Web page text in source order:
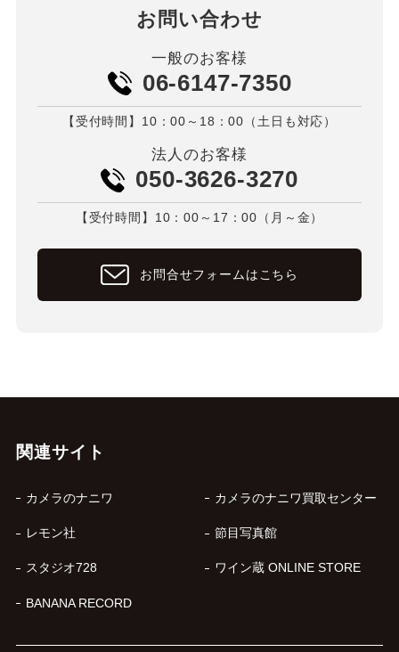
お問い合わせ
一般のお客様
06-6147-7350
【受付時間】10：00～18：00（土日も対応）
法人のお客様
050-3626-3270
【受付時間】10：00～17：00（月～金）
お問合せフォームはこちら
関連サイト
カメラのナニワ カメラのナニワ買取センター
レモン社 節目写真館
スタジオ728 ワイン蔵 ONLINE STORE
BANANA RECORD